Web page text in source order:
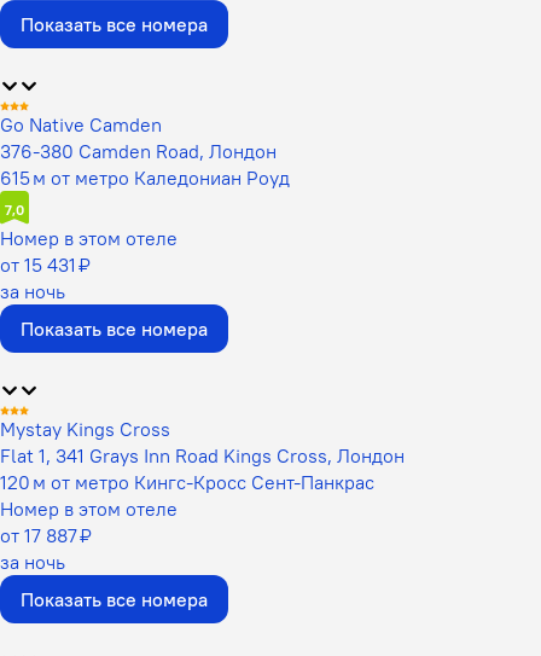
Показать все номера
Go Native Camden
376-380 Camden Road, Лондон
615 м от метро Каледониан Роуд
7,0
Номер в этом отеле
от 15 431 ₽
за ночь
Показать все номера
Mystay Kings Cross
Flat 1, 341 Grays Inn Road Kings Cross, Лондон
120 м от метро Кингс-Кросс Сент-Панкрас
Номер в этом отеле
от 17 887 ₽
за ночь
Показать все номера